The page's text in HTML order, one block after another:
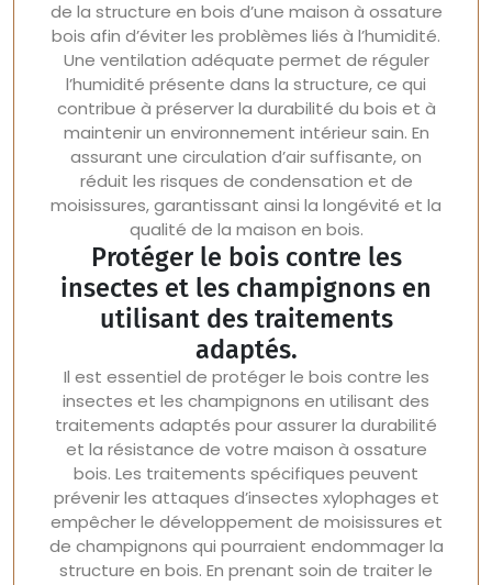
de la structure en bois d’une maison à ossature
bois afin d’éviter les problèmes liés à l’humidité.
Une ventilation adéquate permet de réguler
l’humidité présente dans la structure, ce qui
contribue à préserver la durabilité du bois et à
maintenir un environnement intérieur sain. En
assurant une circulation d’air suffisante, on
réduit les risques de condensation et de
moisissures, garantissant ainsi la longévité et la
qualité de la maison en bois.
Protéger le bois contre les
insectes et les champignons en
utilisant des traitements
adaptés.
Il est essentiel de protéger le bois contre les
insectes et les champignons en utilisant des
traitements adaptés pour assurer la durabilité
et la résistance de votre maison à ossature
bois. Les traitements spécifiques peuvent
prévenir les attaques d’insectes xylophages et
empêcher le développement de moisissures et
de champignons qui pourraient endommager la
structure en bois. En prenant soin de traiter le